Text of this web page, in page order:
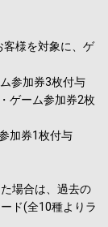
客様を対象に、ゲ
参加券3枚付与
ゲーム参加券2枚
加券1枚付与
場合は、過去の
ド(全10種よりラ